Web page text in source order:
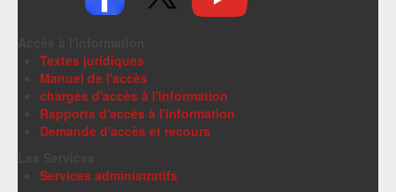
Textes juridiques
Manuel de l'accès
chargés d'accès à l'information
Rapports d'accès à l'information
Demande d'accès et recours
Services administratifs